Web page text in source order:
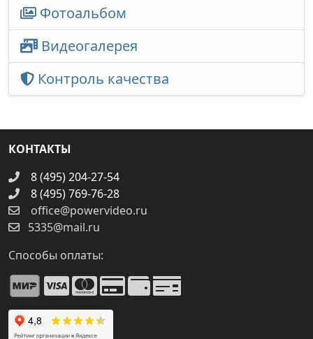
Фотоальбом
Видеогалерея
Контроль качества
КОНТАКТЫ
8 (495) 204-27-54
8 (495) 769-76-28
office@powervideo.ru
5335@mail.ru
Способы оплаты: